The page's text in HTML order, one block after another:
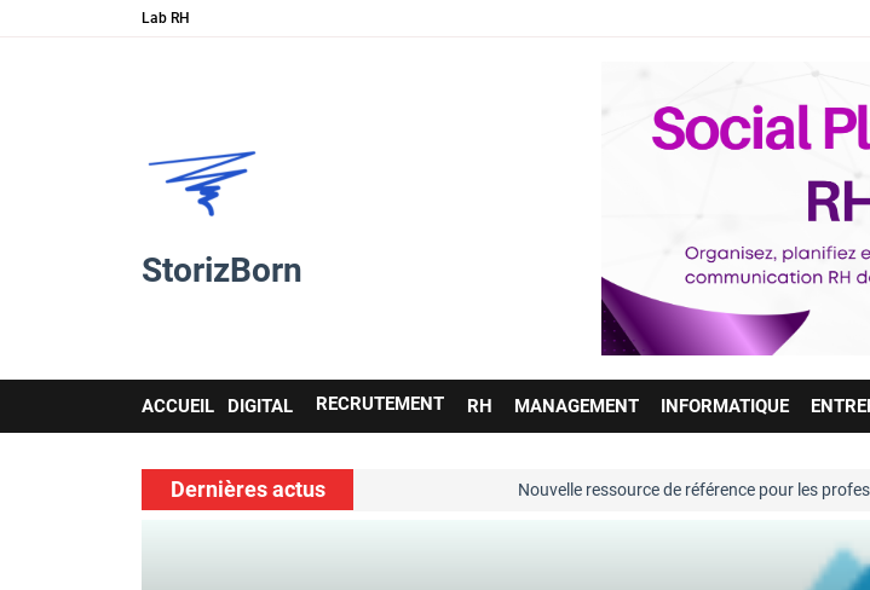
Lab RH
StorizBorn
Main
navigation
ACCUEIL DIGITAL RECRUTEMENT RH MANAGEMENT INFORMATIQUE
Dernières actus Nouvelle ressource de référence pour les professionnels